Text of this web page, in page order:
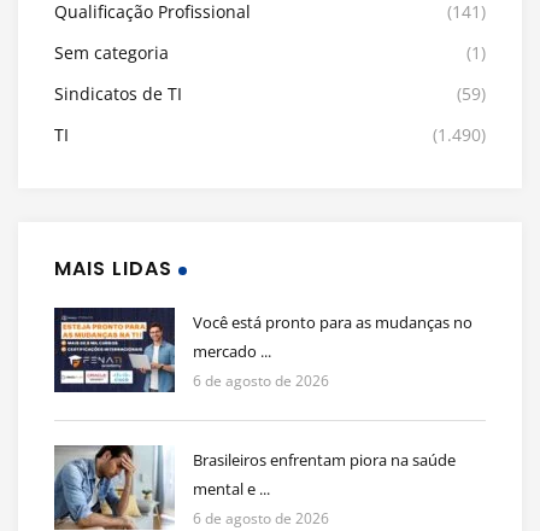
Qualificação Profissional
(141)
Sem categoria
(1)
Sindicatos de TI
(59)
TI
(1.490)
MAIS LIDAS
Você está pronto para as mudanças no
mercado ...
6 de agosto de 2026
Brasileiros enfrentam piora na saúde
mental e ...
6 de agosto de 2026